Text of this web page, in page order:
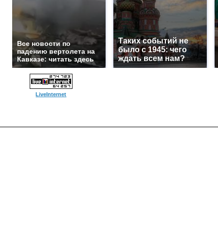
Все новости по
падению вертолета на
Кавказе: читать здесь
Таких событий не
было с 1945: чего
ждать всем нам?
LiveInternet